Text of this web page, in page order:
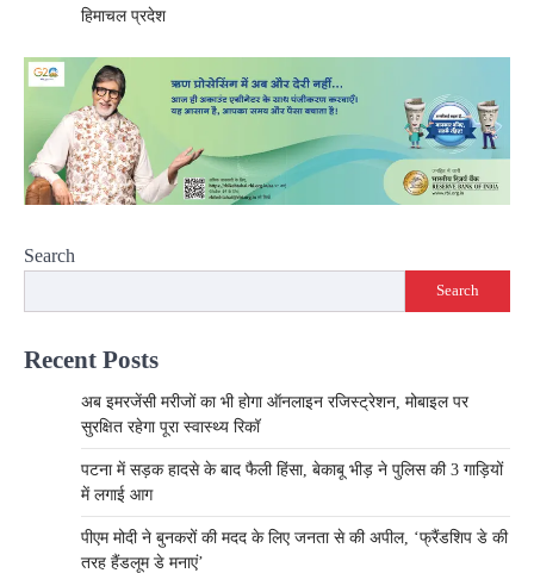
हिमाचल प्रदेश
Search
Search
Recent Posts
अब इमरजेंसी मरीजों का भी होगा ऑनलाइन रजिस्ट्रेशन, मोबाइल पर
सुरक्षित रहेगा पूरा स्वास्थ्य रिकॉ
पटना में सड़क हादसे के बाद फैली हिंसा, बेकाबू भीड़ ने पुलिस की 3 गाड़ियों
में लगाई आग
पीएम मोदी ने बुनकरों की मदद के लिए जनता से की अपील, ‘फ्रैंडशिप डे की
तरह हैंडलूम डे मनाएं’